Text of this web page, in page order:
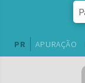
PR APURAÇÃO